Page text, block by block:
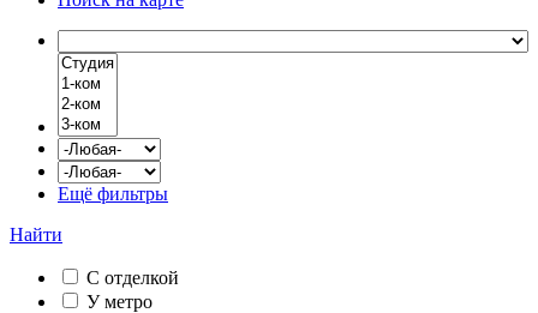
Ещё фильтры
Найти
С отделкой
У метро